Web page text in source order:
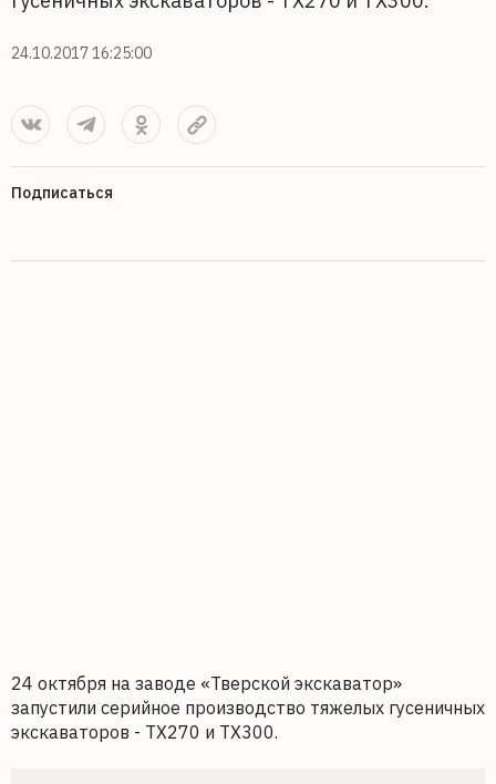
24.10.2017 16:25:00
Подписаться
24 октября на заводе «Тверской экскаватор»
запустили серийное производство тяжелых гусеничных
экскаваторов - ТX270 и ТХ300.